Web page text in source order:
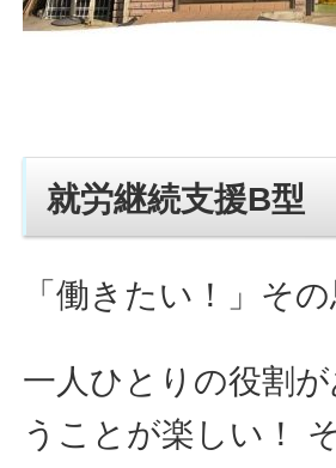
就労継続支援B型
「働きたい！」そ
一人ひとりの役割
うことが楽しい！